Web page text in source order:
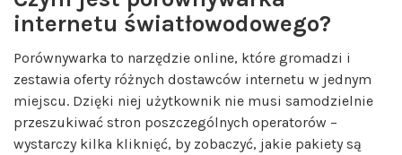
internetu światłowodowego?
Porównywarka to narzędzie online, które gromadzi i
zestawia oferty różnych dostawców internetu w jednym
miejscu. Dzięki niej użytkownik nie musi samodzielnie
przeszukiwać stron poszczególnych operatorów –
wystarczy kilka kliknięć, by zobaczyć, jakie pakiety są